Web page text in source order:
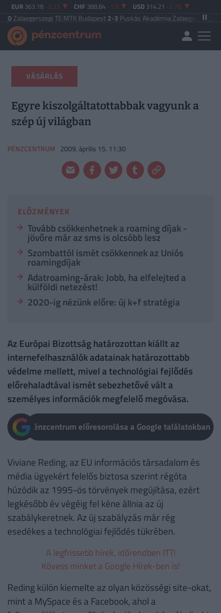
EUR 363.18 -2.23 CHF 388.84 -1.5 USD 314.21 -2.76
TE|MTK Budapest 2-3Puskás Akadémia|Zalaegerszegi TE5-2Paksi
VÁSÁRLÁS
Egyre kiszolgáltatottabbak vagyunk a
szép új világban
PÉNZCENTRUM 2009. április 15. 11:30
ELŐZMÉNYEK
Tovább csökkenhetnek a roaming díjak -
jövőre már az sms is olcsóbb lesz
Szombattól ismét csökkennek az Uniós
roamingdíjak
Adatroaming-árak: Jobb, ha elfelejted a
külföldi netezést!
2020-ig nézünk előre: új k+f stratégia
Az Európai Bizottság határozottan kiállt az
internefelhasználók adatainak határozottabb
védelme mellett, mivel a technológiai fejlődés
előrehaladtával ismét sebezhetővé vált a
személyes információk megfelelő megóvása.
Pénzcentrum előresorolása a Google találatokban
Viviane Reding, az EU információs társadalom és
média ügyekért felelős biztosa szerint régóta
húzódik az 1995-ös törvények megújítása, ezért
legkésőbb év végéig fel kéne állnia az új
szabálykeretnek. Az új szabályzás már rég
esedékes a technológiai fejlődés tükrében.
A legfrissebb hírek, időrendben ITT!
Kövess minket a Google Hírek-ben is!
Reding külön kiemelte az olyan közösségi site-okat,
mint a MySpace és a Facebook, ahol a